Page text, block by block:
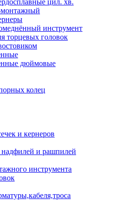
цил. хв.
монтажный
инструмент
торцевых головок
дюймовые
колец
и кернеров
и рашпилей
инструмента